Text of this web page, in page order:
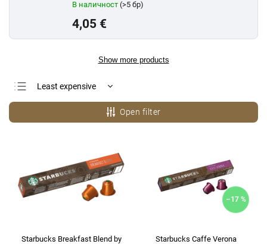
В наличност (>5 бр)
4,05 €
Show more products
Least expensive
Bestsellers
Open filter
Starbucks Breakfast Blend by
–17 %
Starbucks Caffe Verona